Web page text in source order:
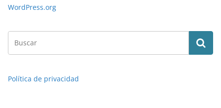
WordPress.org
Política de privacidad